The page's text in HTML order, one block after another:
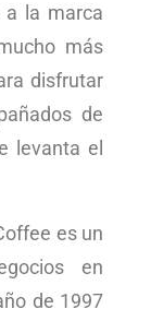
a la marca
más
disfrutar
de
levanta el
es un
en
de 1997